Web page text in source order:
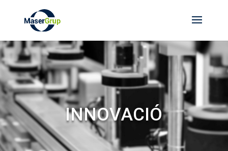
INNOVACIÓ